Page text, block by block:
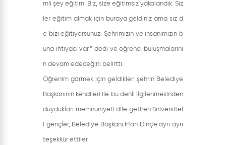
mli şey eğitim. Biz, size eğitimsiz yakalandık. Siz
ler eğitim almak için buraya geldiniz ama siz d
e bizi eğitiyorsunuz. Şehrimizin ve insanımızın b
una ihtiyacı var.” dedi ve öğrenci buluşmalarını
n devam edeceğini belirtti.
Öğrenim görmek için geldikleri şehrin Belediye
Başkanının kendileri ile bu denli ilgilenmesinden
duydukları memnuniyeti dile getiren üniversitel
i gençler, Belediye Başkanı İrfan Dinç’e ayrı ayrı
teşekkür ettiler.